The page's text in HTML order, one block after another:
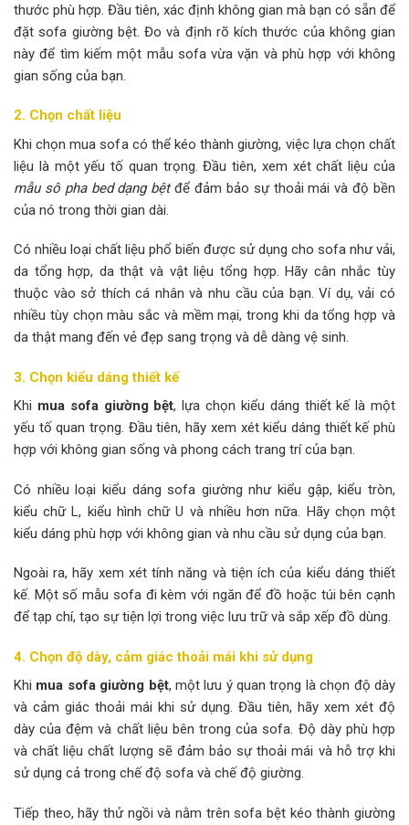
thước phù hợp. Đầu tiên, xác định không gian mà bạn có sẵn để
đặt sofa giường bệt. Đo và định rõ kích thước của không gian
này để tìm kiếm một mẫu sofa vừa vặn và phù hợp với không
gian sống của bạn.
2. Chọn chất liệu
Khi chọn mua sofa có thể kéo thành giường, việc lựa chọn chất
liệu là một yếu tố quan trọng. Đầu tiên, xem xét chất liệu của
mẫu sô pha bed dạng bệtđể đảm bảo sự thoải mái và độ bền
của nó trong thời gian dài.
Có nhiều loại chất liệu phổ biến được sử dụng cho sofa như vải,
da tổng hợp, da thật và vật liệu tổng hợp. Hãy cân nhắc tùy
thuộc vào sở thích cá nhân và nhu cầu của bạn. Ví dụ, vải có
nhiều tùy chọn màu sắc và mềm mại, trong khi da tổng hợp và
da thật mang đến vẻ đẹp sang trọng và dễ dàng vệ sinh.
3. Chọn kiểu dáng thiết kế
Khi mua sofa giường bệt, lựa chọn kiểu dáng thiết kế là một
yếu tố quan trọng. Đầu tiên, hãy xem xét kiểu dáng thiết kế phù
hợp với không gian sống và phong cách trang trí của bạn.
Có nhiều loại kiểu dáng sofa giường như kiểu gập, kiểu tròn,
kiểu chữ L, kiểu hình chữ U và nhiều hơn nữa. Hãy chọn một
kiểu dáng phù hợp với không gian và nhu cầu sử dụng của bạn.
Ngoài ra, hãy xem xét tính năng và tiện ích của kiểu dáng thiết
kế. Một số mẫu sofa đi kèm với ngăn để đồ hoặc túi bên cạnh
để tạp chí, tạo sự tiện lợi trong việc lưu trữ và sắp xếp đồ dùng.
4. Chọn độ dày, cảm giác thoải mái khi sử dụng
Khi mua sofa giường bệt, một lưu ý quan trọng là chọn độ dày
và cảm giác thoải mái khi sử dụng. Đầu tiên, hãy xem xét độ
dày của đệm và chất liệu bên trong của sofa. Độ dày phù hợp
và chất liệu chất lượng sẽ đảm bảo sự thoải mái và hỗ trợ khi
sử dụng cả trong chế độ sofa và chế độ giường.
Tiếp theo, hãy thử ngồi và nằm trên sofa bệt kéo thành giường